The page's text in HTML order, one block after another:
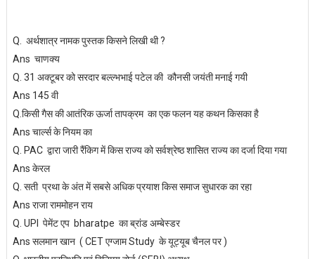
Q. अर्थशात्र नामक पुस्तक किसने लिखी थी ?
Ans चाणक्य
Q. 31 अक्टूबर को सरदार बल्ल्भभाई पटेल की कौनसी जयंती मनाई गयी
Ans 145 वी
Q.किसी गैस की आतंरिक ऊर्जा तापक्रम का एक फलन यह कथन किसका है
Ans चार्ल्स के नियम का
Q. PAC द्वारा जारी रैंकिग में किस राज्य को सर्वश्रेष्ठ शासित राज्य का दर्जा दिया गया
Ans केरल
Q. सती प्रथा के अंत में सबसे अधिक प्रयाश किस समाज सुधारक का रहा
Ans राजा राममोहन राय
Q. UPI पेमेंट एप bharatpe का ब्रांड अम्बेस्डर
Ans सलमान खान ( CET एग्जाम Study के यूट्यूब चैनल पर )